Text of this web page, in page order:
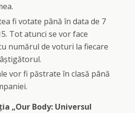
fi votate până în data de 7
Tot atunci se vor face
numărul de voturi la fiecare
vor fi păstrate în clasă până
„Our Body: Universul